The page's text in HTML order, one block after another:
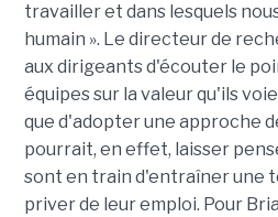
travailler et dans lesquels
humain ». Le directeur de
aux dirigeants d'écouter le
équipes sur la valeur qu'ils
que d'adopter une approche
pourrait, en effet, laisser
sont en train d'entraîner une
priver de leur emploi. Pour